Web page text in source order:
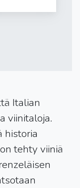
Italian
viinitaloja.
historia
tehty viiniä